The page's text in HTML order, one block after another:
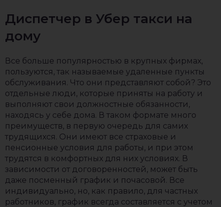
Диспетчер в Убер такси на
дому
Все больше популярностью в крупных фирмах,
пользуются, так называемые удаленные пункты
обслуживания. Что они представляют собой? Это
отдельные люди, которые приняты на работу и
выполняют свои должностные обязанности,
находясь у себе дома. В таком формате много
преимуществ, в первую очередь для самих
трудящихся. Они имеют все страховые и
пенсионные условия для работы, и при этом
трудятся в комфортных для них условиях. В
зависимости от договоренностей, может быть
даже посменный график и почасовой. Все
индивидуально, но, как правило, для частных
работников, график всегда составляется с учетом